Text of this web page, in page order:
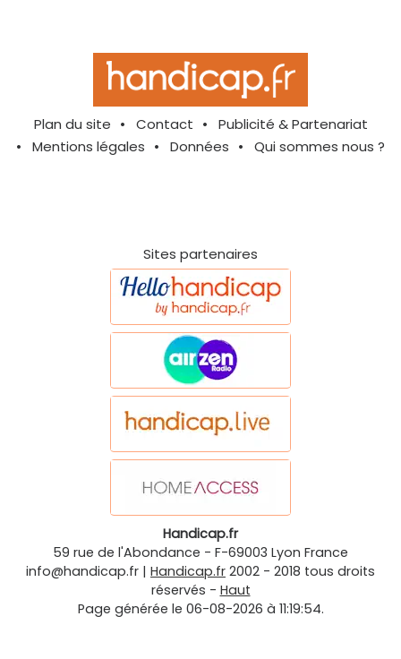
Plan du site Contact
Publicité & Partenariat
Mentions légales
Données Qui sommes nous ?
Sites partenaires
Handicap.fr
59 rue de l'Abondance - F-69003 Lyon France
info@handicap.fr | Handicap.fr 2002 - 2018 tous droits
réservés - Haut
Page générée le 06-08-2026 à 11:19:54.